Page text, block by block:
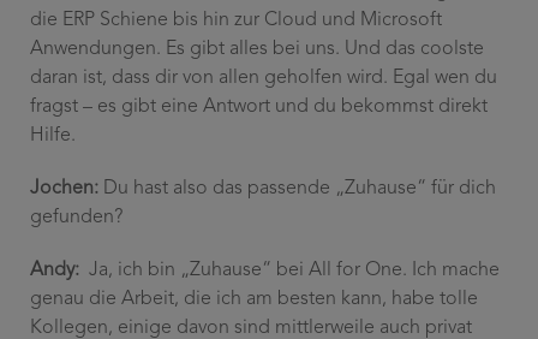
die ERP Schiene bis hin zur Cloud und Microsoft
Anwendungen. Es gibt alles bei uns. Und das coolste
daran ist, dass dir von allen geholfen wird. Egal wen du
fragst – es gibt eine Antwort und du bekommst direkt
Hilfe.
Jochen: Du hast also das passende „Zuhause“ für dich
gefunden?
Andy: Ja, ich bin „Zuhause“ bei All for One. Ich mache
genau die Arbeit, die ich am besten kann, habe tolle
Kollegen, einige davon sind mittlerweile auch privat